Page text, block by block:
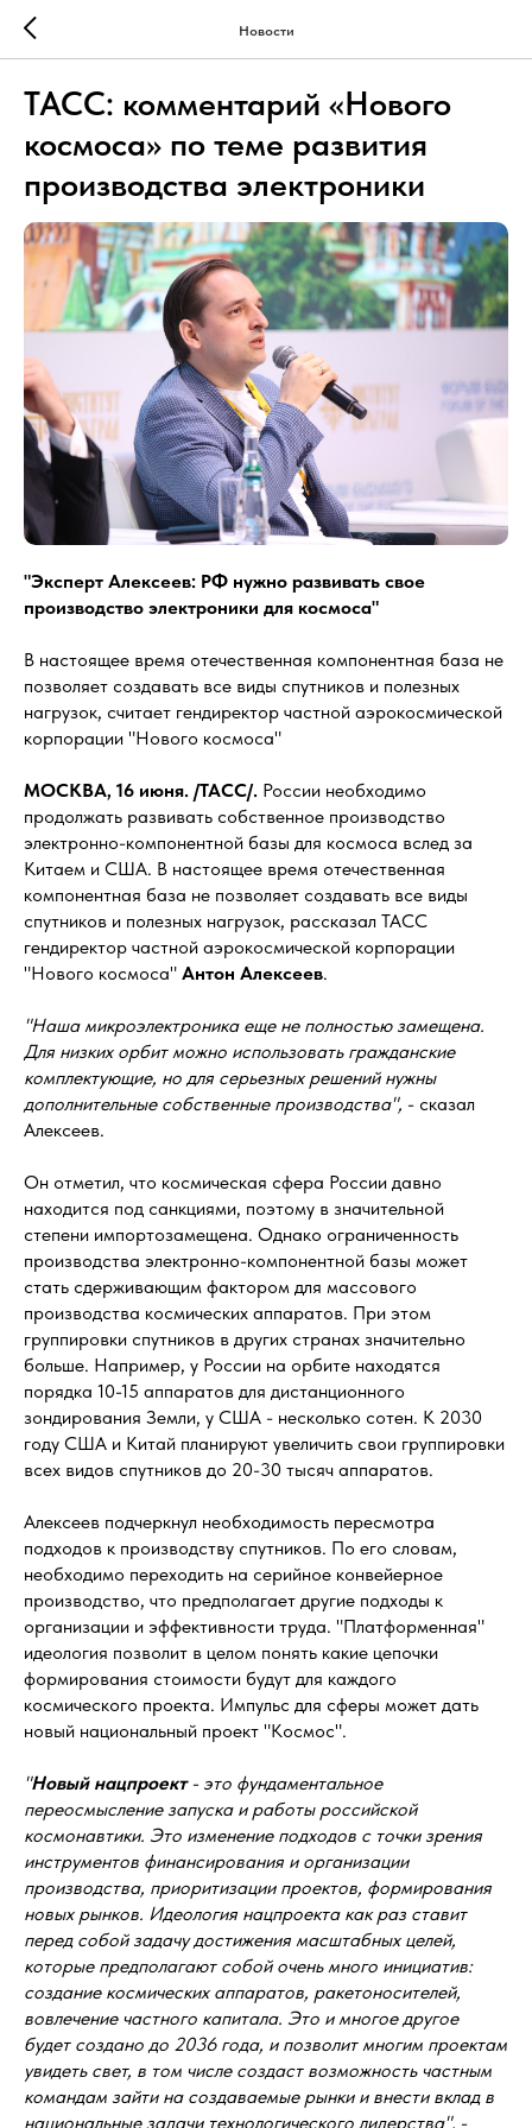
Новости
ТАСС: комментарий «Нового
космоса» по теме развития
производства электроники
"Эксперт Алексеев: РФ нужно развивать свое
производство электроники для космоса"
В настоящее время отечественная компонентная база не
позволяет создавать все виды спутников и полезных
нагрузок, считает гендиректор частной аэрокосмической
корпорации "Нового космоса"
МОСКВА, 16 июня. /ТАСС/. России необходимо
продолжать развивать собственное производство
электронно-компонентной базы для космоса вслед за
Китаем и США. В настоящее время отечественная
компонентная база не позволяет создавать все виды
спутников и полезных нагрузок, рассказал ТАСС
гендиректор частной аэрокосмической корпорации
"Нового космоса" Антон Алексеев.
"Наша микроэлектроника еще не полностью замещена.
Для низких орбит можно использовать гражданские
комплектующие, но для серьезных решений нужны
дополнительные собственные производства", - сказал
Алексеев.
Он отметил, что космическая сфера России давно
находится под санкциями, поэтому в значительной
степени импортозамещена. Однако ограниченность
производства электронно-компонентной базы может
стать сдерживающим фактором для массового
производства космических аппаратов. При этом
группировки спутников в других странах значительно
больше. Например, у России на орбите находятся
порядка 10-15 аппаратов для дистанционного
зондирования Земли, у США - несколько сотен. К 2030
году США и Китай планируют увеличить свои группировки
всех видов спутников до 20-30 тысяч аппаратов.
Алексеев подчеркнул необходимость пересмотра
подходов к производству спутников. По его словам,
необходимо переходить на серийное конвейерное
производство, что предполагает другие подходы к
организации и эффективности труда. "Платформенная"
идеология позволит в целом понять какие цепочки
формирования стоимости будут для каждого
космического проекта. Импульс для сферы может дать
новый национальный проект "Космос".
"Новый нацпроект- это фундаментальное
переосмысление запуска и работы российской
космонавтики. Это изменение подходов с точки зрения
инструментов финансирования и организации
производства, приоритизации проектов, формирования
новых рынков. Идеология нацпроекта как раз ставит
перед собой задачу достижения масштабных целей,
которые предполагают собой очень много инициатив:
создание космических аппаратов, ракетоносителей,
вовлечение частного капитала. Это и многое другое
будет создано до 2036 года, и позволит многим проектам
увидеть свет, в том числе создаст возможность частным
командам зайти на создаваемые рынки и внести вклад в
национальные задачи технологического лидерства", -